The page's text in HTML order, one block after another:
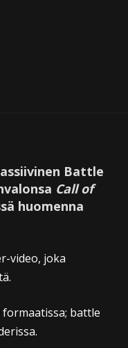
Battle
Call of
huomenna
video, joka
battle